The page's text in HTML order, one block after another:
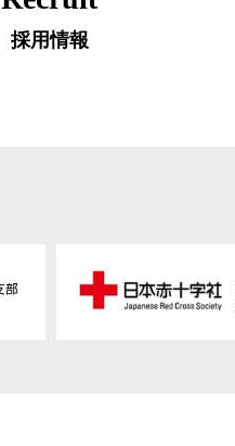
採用情報